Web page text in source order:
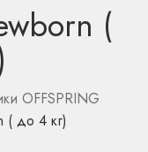
(
OFFSPRING
( до 4 кг)